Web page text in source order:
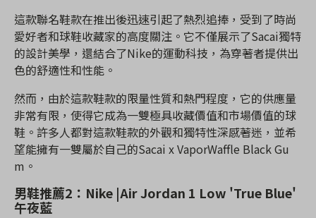
這款聯名鞋款在推出後迅速引起了熱烈追捧，受到了時尚
愛好者和球鞋收藏家的高度關注。它不僅展示了Sacai獨特
的設計美學，還結合了Nike的運動科技，為穿著者提供出
色的舒適性和性能。
然而，由於這款鞋款的限量性質和熱門程度，它的供應量
非常有限，使得它成為一雙極具收藏價值和市場價值的球
鞋。許多人都對這款鞋款的外觀和獨特性深感著迷，並希
望能擁有一雙屬於自己的Sacai x VaporWaffle Black Gu
m。
男鞋推薦2：Nike |Air Jordan 1 Low 'True Blue'
午夜藍